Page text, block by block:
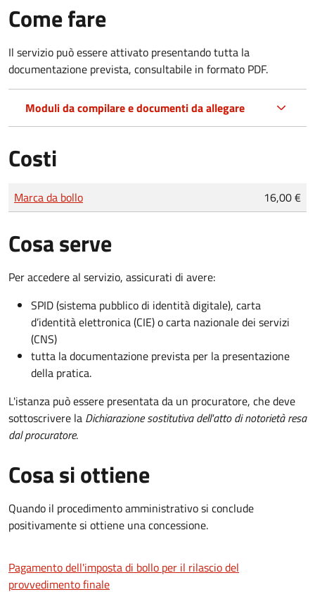
Come fare
Il servizio può essere attivato presentando tutta la
documentazione prevista, consultabile in formato PDF.
Moduli da compilare e documenti da allegare
Costi
Tipo di pagamento
Importo
Marca da bollo 16,00 €
Cosa serve
Per accedere al servizio, assicurati di avere:
SPID (sistema pubblico di identità digitale), carta
d’identità elettronica (CIE) o carta nazionale dei servizi
(CNS)
tutta la documentazione prevista per la presentazione
della pratica.
L'istanza può essere presentata da un procuratore, che deve
sottoscrivere la Dichiarazione sostitutiva dell'atto di notorietà resa
dal procuratore.
Cosa si ottiene
Quando il procedimento amministrativo si conclude
positivamente si ottiene una concessione.
Pagamento dell'imposta di bollo per il rilascio del
provvedimento finale